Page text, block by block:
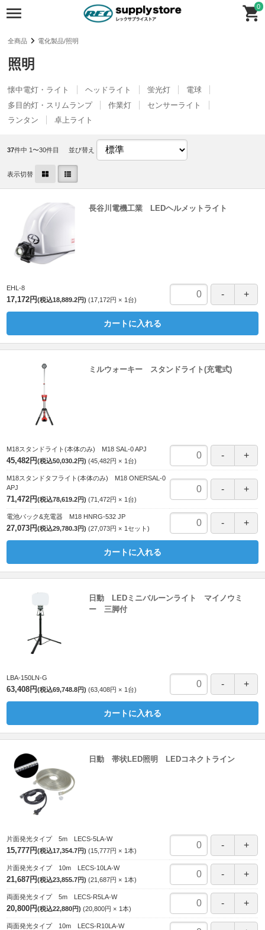
0
全商品 電化製品/照明
照明
懐中電灯・ライト ヘッドライト 蛍光灯
電球
多目的灯・スリムランプ
作業灯
センサーライト
ランタン
卓上ライト
37件中 1〜30件目 並び替え
表示切替
長谷川電機工業 LEDヘルメットライト
EHL-8
17,172円(税込18,889.2円) 17,172円 1 台
カートに入れる
ミルウォーキー スタンドライト(充電式)
M18スタンドライト(本体のみ) M18 SAL-0 APJ
45,482円(税込50,030.2円) 45,482円 1 台
M18スタンドタフライト(本体のみ) M18 ONERSAL-0
APJ
71,472円(税込78,619.2円) 71,472円 1 台
電池パック&充電器 M18 HNRG-532 JP
27,073円(税込29,780.3円) 27,073円 1セット
カートに入れる
日動 LEDミニバルーンライト マイノウミ
ー 三脚付
LBA-150LN-G
63,408円(税込69,748.8円) 63,408円 1 台
カートに入れる
日動 帯状LED照明 LEDコネクトライン
片面発光タイプ 5m LECS-5LA-W
15,777円(税込17,354.7円) 15,777円 1本
片面発光タイプ 10m LECS-10LA-W
21,687円(税込23,855.7円) 21,687円 1本
両面発光タイプ 5m LECS-R5LA-W
20,800円(税込22,880円) 20,800円 1本
両面発光タイプ 10m LECS-R10LA-W